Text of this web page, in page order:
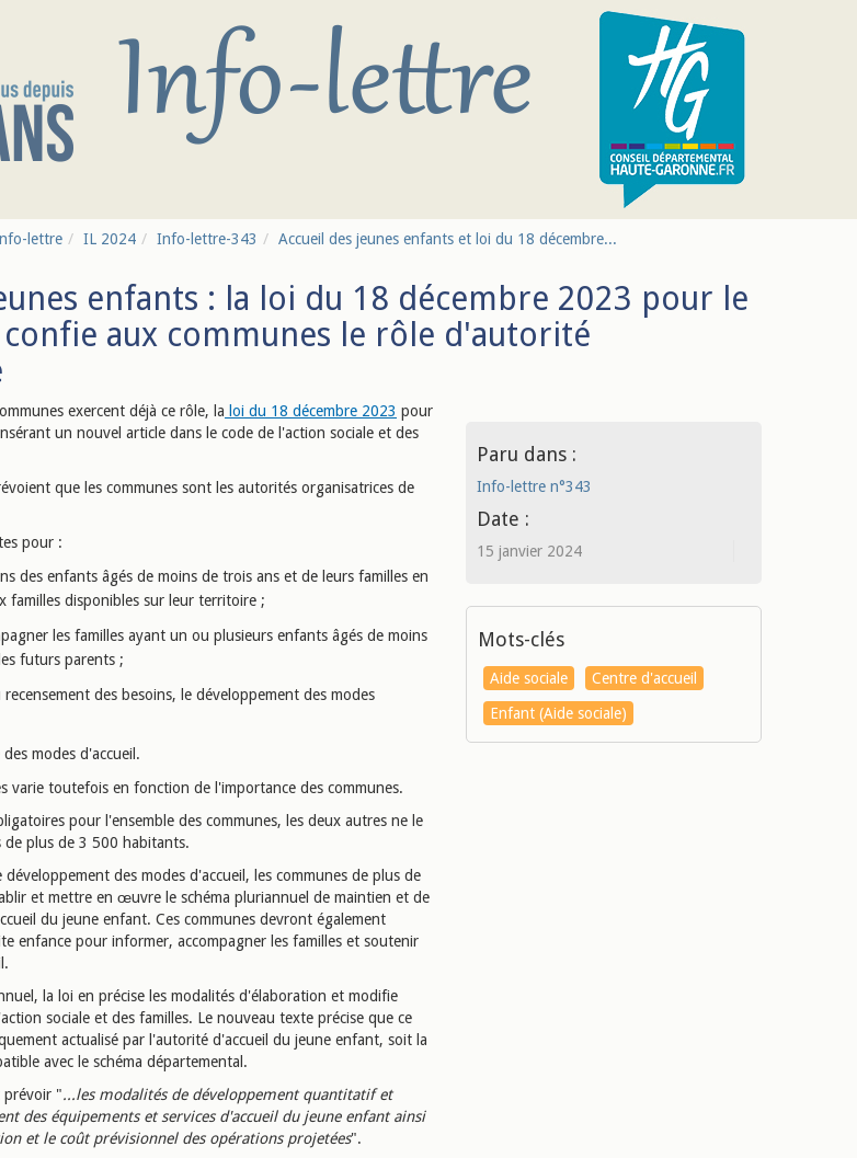
lettre IL 2024 Info-lettre-343 Accueil des jeunes enfants et loi du 18 décembre...
enfants : la loi du 18 décembre 2023 pour le
aux communes le rôle d'autorité
exercent déjà ce rôle, la loi du 18 décembre 2023 pour
un nouvel article dans le code de l'action sociale et des
que les communes sont les autorités organisatrices de
pour :
des enfants âgés de moins de trois ans et de leurs familles en
familles disponibles sur leur territoire ;
les familles ayant un ou plusieurs enfants âgés de moins
futurs parents ;
des besoins, le développement des modes
modes d'accueil.
varie toutefois en fonction de l'importance des communes.
pour l'ensemble des communes, les deux autres ne le
plus de 3 500 habitants.
des modes d'accueil, les communes de plus de
et mettre en œuvre le schéma pluriannuel de maintien et de
du jeune enfant. Ces communes devront également
enfance pour informer, accompagner les familles et soutenir
la loi en précise les modalités d'élaboration et modifie
sociale et des familles. Le nouveau texte précise que ce
actualisé par l'autorité d'accueil du jeune enfant, soit la
avec le schéma départemental.
prévoir "...les modalités de développement quantitatif et
des équipements et services d'accueil du jeune enfant ainsi
et le coût prévisionnel des opérations projetées".
Paru dans :
Info-lettre n°343
Date :
15 janvier 2024
Mots-clés
Aide sociale
Centre d'accueil
Enfant (Aide sociale)